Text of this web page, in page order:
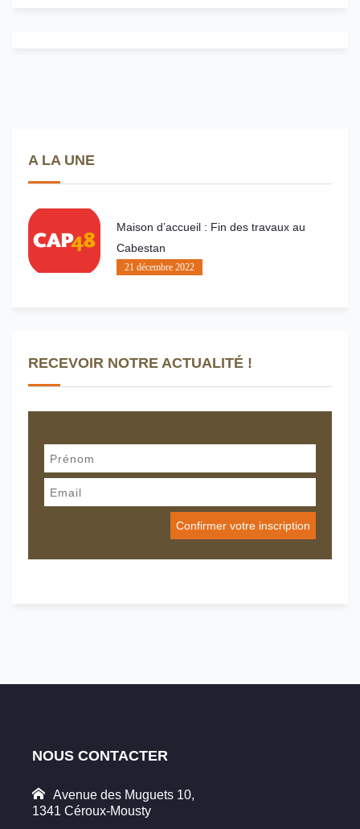
A LA UNE
Maison d’accueil : Fin des travaux au
Cabestan
21 décembre 2022
RECEVOIR NOTRE ACTUALITÉ !
NOUS CONTACTER
Avenue des Muguets 10,
1341 Céroux-Mousty